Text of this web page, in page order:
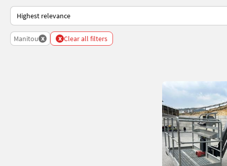
This is how sorting works on Landwirt.com
Manitou x x Clear all filters